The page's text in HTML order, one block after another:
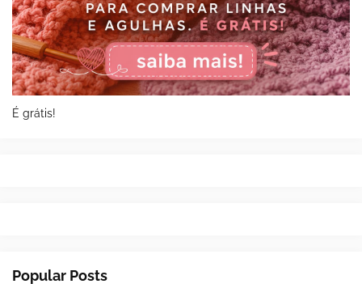
É grátis!
Popular Posts